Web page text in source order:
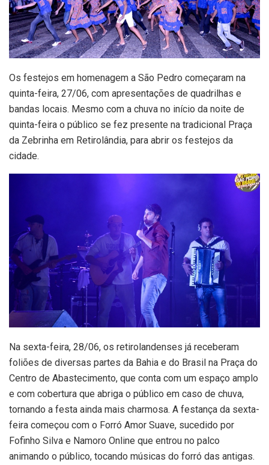
Os festejos em homenagem a São Pedro começaram na
quinta-feira, 27/06, com apresentações de quadrilhas e
bandas locais. Mesmo com a chuva no início da noite de
quinta-feira o público se fez presente na tradicional Praça
da Zebrinha em Retirolândia, para abrir os festejos da
cidade.
Na sexta-feira, 28/06, os retirolandenses já receberam
foliões de diversas partes da Bahia e do Brasil na Praça do
Centro de Abastecimento, que conta com um espaço amplo
e com cobertura que abriga o público em caso de chuva,
tornando a festa ainda mais charmosa. A festança da sexta-
feira começou com o Forró Amor Suave, sucedido por
Fofinho Silva e Namoro Online que entrou no palco
animando o público, tocando músicas do forró das antigas.